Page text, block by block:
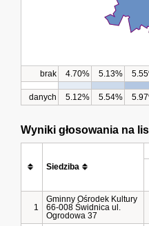
brak 4.70% 5.13%
danych 5.12% 5.54%
Wyniki głosowania na
Siedziba
1
Gminny Ośrodek Kultury
66-008 Świdnica ul.
Ogrodowa 37